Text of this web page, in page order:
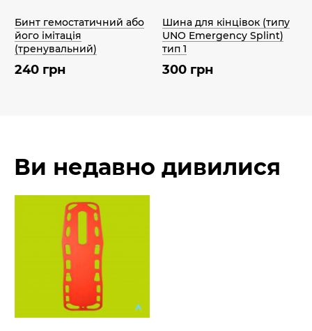
Бинт гемостатичний або
його імітація
(тренувальний)
240 грн
Шина для кінцівок (типу
UNO Emergency Splint)
тип 1
300 грн
Ви недавно дивилися